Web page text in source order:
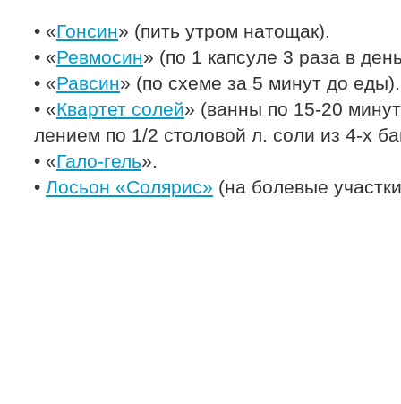
• «Гонсин» (пить утром натощак).
• «Ревмосин» (по 1 капсуле 3 раза в
• «Равсин» (по схеме за 5 минут до еды).
• «Квартет солей» (ванны по 15-20
лением по 1/2 столовой л. соли из 4-х
• «Гало-гель».
• Лосьон «Солярис» (на болевые